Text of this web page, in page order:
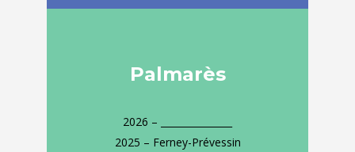
Palmarès
2026 – _______________
2025 – Ferney-Prévessin